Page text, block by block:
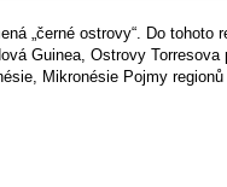
„černé ostrovy“. Do tohoto
Guinea, Ostrovy
Mikronésie Pojmy